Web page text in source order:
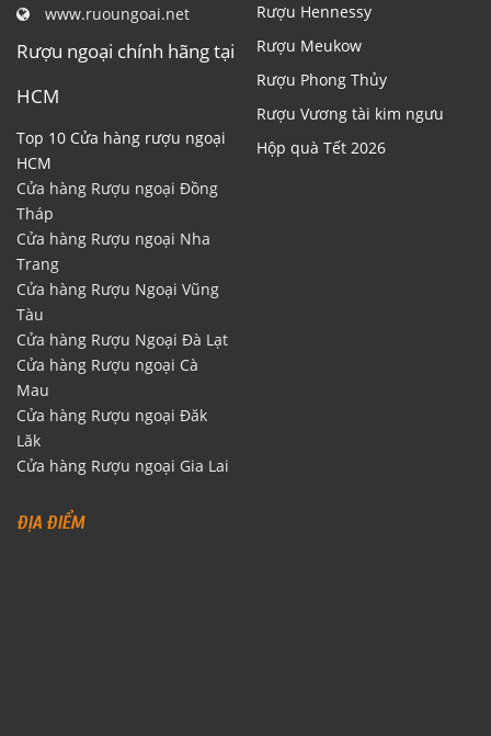
www.ruoungoai.net
Rượu ngoại chính hãng tại
HCM
Top 10 Cửa hàng rượu ngoại
HCM
Cửa hàng Rượu ngoại Đồng
Tháp
Cửa hàng Rượu ngoại Nha
Trang
Cửa hàng Rượu Ngoại Vũng
Tàu
Cửa hàng Rượu Ngoại Đà Lạt
Cửa hàng Rượu ngoại Cà
Mau
Cửa hàng Rượu ngoại Đăk
Lăk
Cửa hàng Rượu ngoại Gia Lai
Rượu Hennessy
Rượu Meukow
Rượu Phong Thủy
Rượu Vương tài kim ngưu
Hộp quà Tết 2026
ĐỊA ĐIỂM